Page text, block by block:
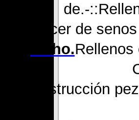
de.-
Cáncer de
pecho.
Reconstrucción